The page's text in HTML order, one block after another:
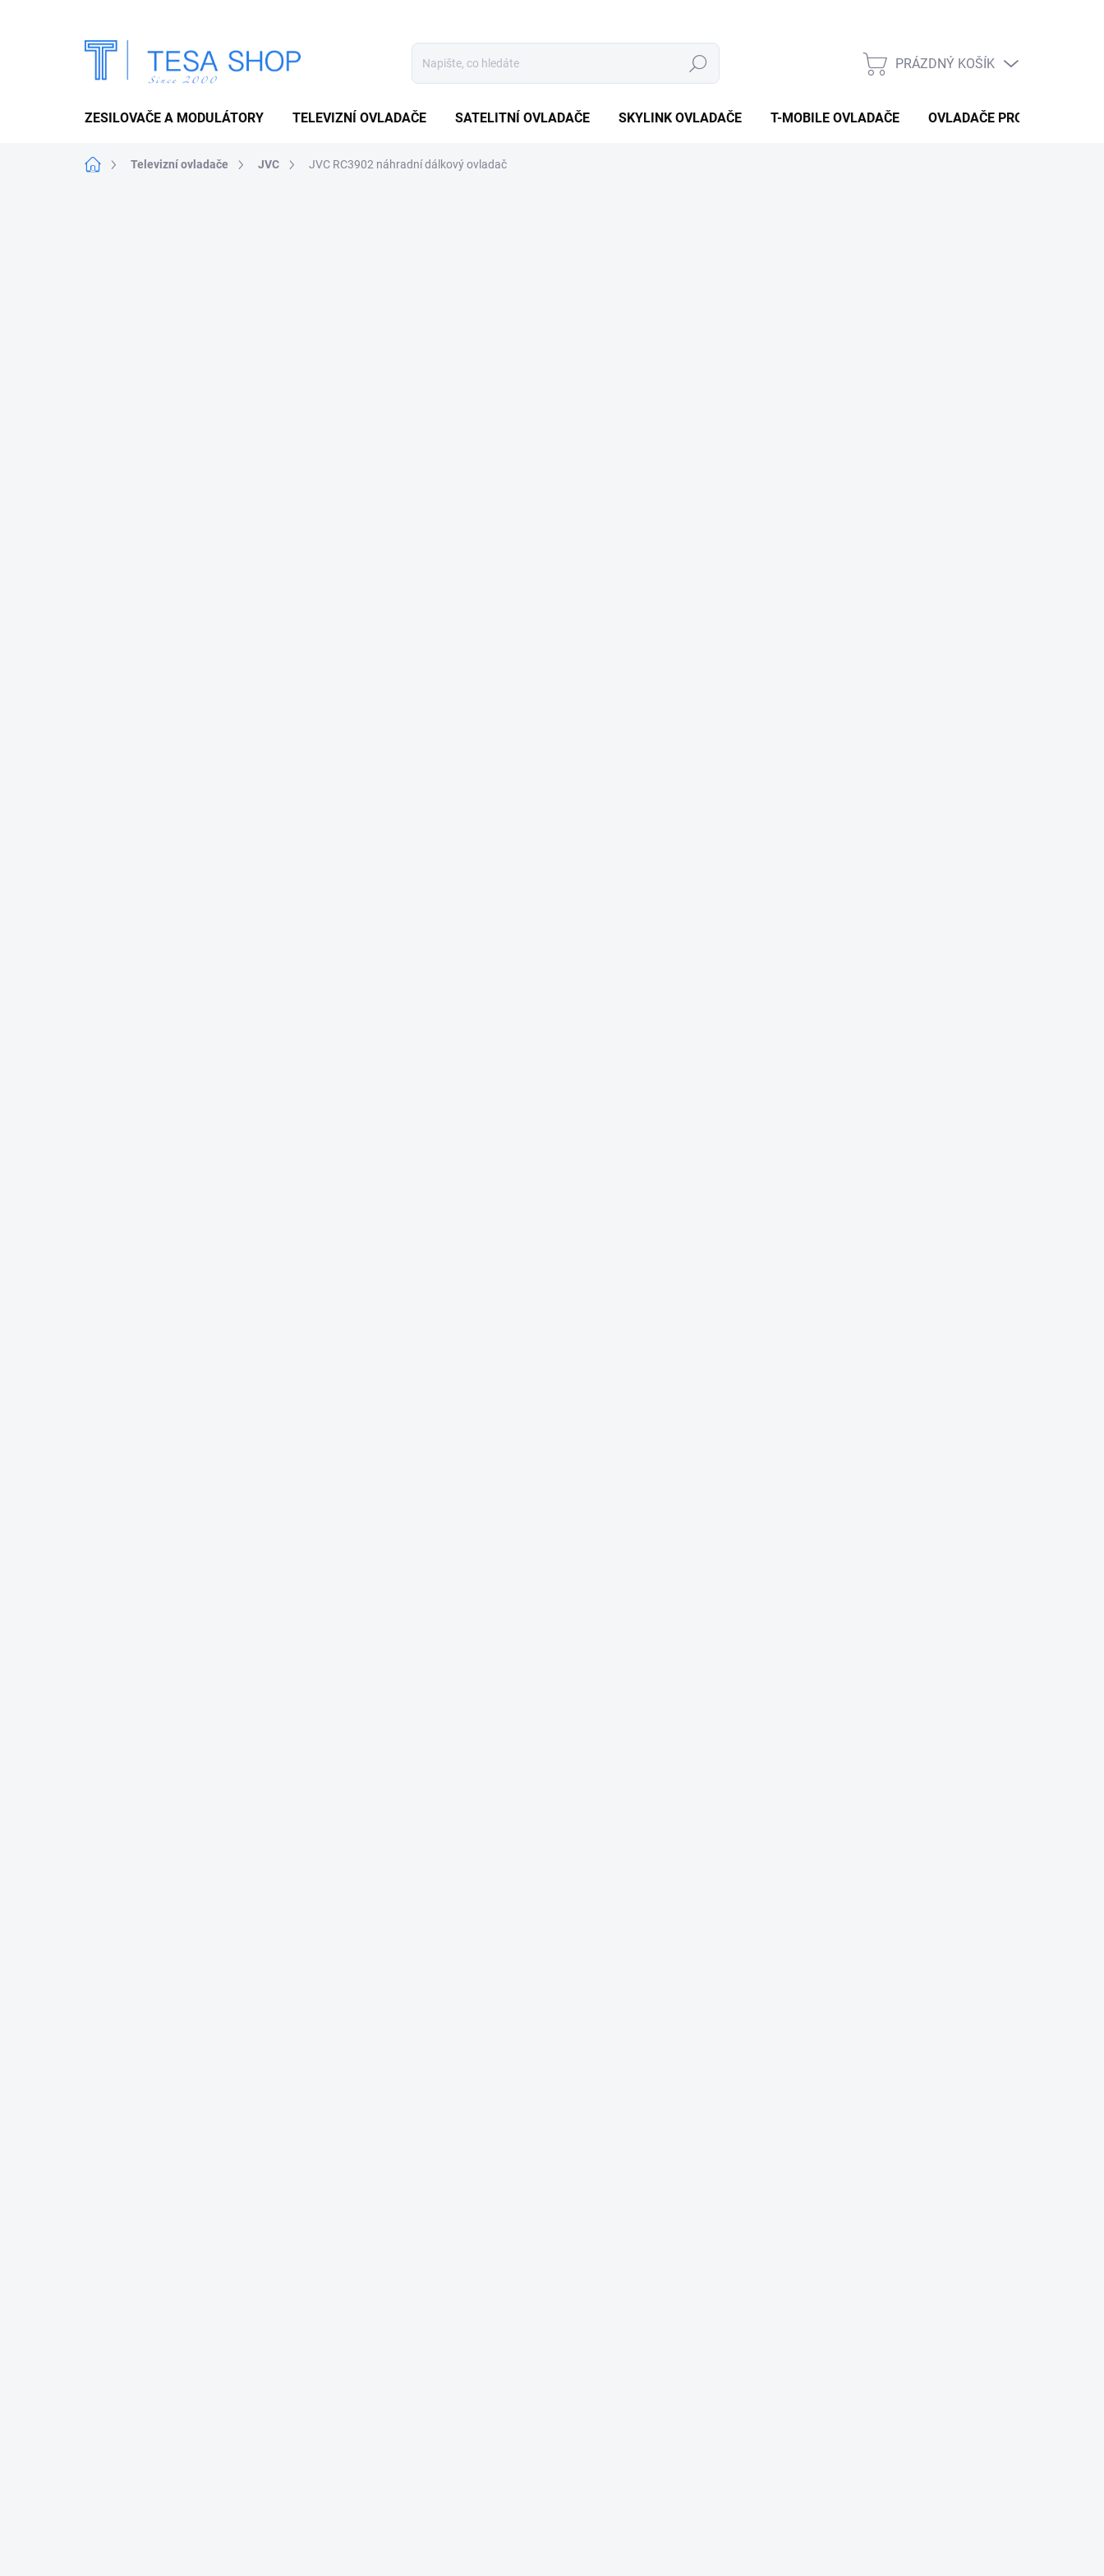
Hledat
NÁKUPNÍ
PRÁZDNÝ KOŠÍK
ZESILOVAČE A MODULÁTORY TELEVIZNÍ OVLADAČE SATELITNÍ OVLADAČE SKYLINK OVLADAČE T-MOBILE OVLADAČE OVLADAČE PRO VYSAVAČE
Domů Televizní ovladače JVC JVC RC3902 náhradní dálkový ovladač